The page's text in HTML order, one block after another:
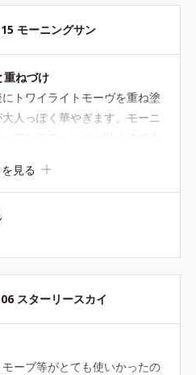
モーニングサン
重ねづけ
トワイライトモーヴを重ね塗
人っぽく華やぎます。モーニ
アンスチェンジが叶うので大
そう。復活希望です！
見る
スターリースカイ
ーブ等がとても使いかったの